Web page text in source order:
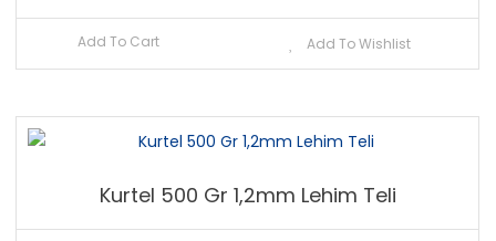
Add To Cart Add To Wishlist
Kurtel 500 Gr 1,2mm Lehim Teli